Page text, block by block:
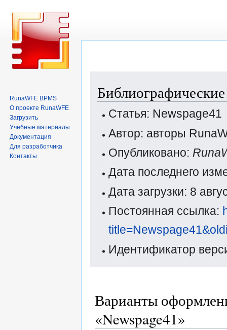
навигации
поиску
Статья: Newspage41
Автор: авторы
Опубликовано:
Дата последнего
Дата загрузки: 8
Постоянная ссылка:
Идентификатор
Варианты
«Newspage41»
RunaWFE BPMS
О проекте RunaWFE
Загрузить
Учебные материалы
Документация
Для разработчика
Контакты